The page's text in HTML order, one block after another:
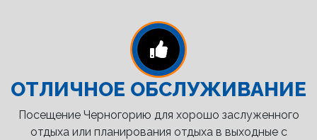
ОТЛИЧНОЕ ОБСЛУЖИВАНИЕ
Посещение Черногорию для хорошо заслуженного
отдыха или планирования отдыха в выходные с